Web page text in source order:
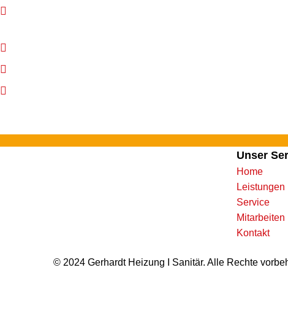
Unser
Home
Leistungen
Service
Mitarbeiten
Kontakt
© 2024 Gerhardt Heizung I Sanitär. Alle Rechte